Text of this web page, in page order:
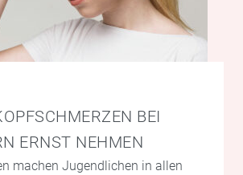
BEI
ERNST NEHMEN
machen Jugendlichen in allen